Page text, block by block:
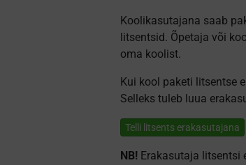
Koolikasutajana saab
litsentsid. Õpetaja või
oma koolist.
Kui kool paketi litsentse
Selleks tuleb luua
Telli litsents erakasutajana
NB!Erakasutaja litsentsi